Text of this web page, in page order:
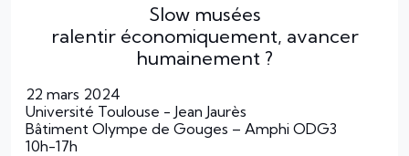
Slow musées
ralentir économiquement, avancer
humainement ?
22 mars 2024
Université Toulouse - Jean Jaurès
Bâtiment Olympe de Gouges – Amphi ODG3
10h-17h